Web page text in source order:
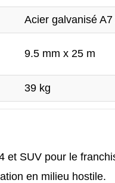
Acier galvanisé
9.5 mm x 25 m
39 kg
et SUV pour le
en milieu hostile.